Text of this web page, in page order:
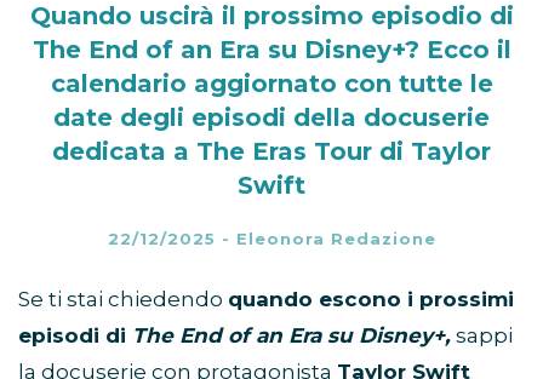
Quando uscirà il prossimo episodio di
The End of an Era su Disney+? Ecco il
calendario aggiornato con tutte le
date degli episodi della docuserie
dedicata a The Eras Tour di Taylor
Swift
22/12/2025 - Eleonora Redazione
Se ti stai chiedendo quando escono i prossimi
episodi di The End of an Era su Disney+, sappi
la docuserie con protagonista Taylor Swift